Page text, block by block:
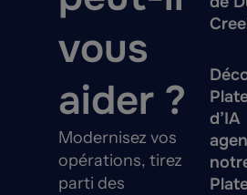
vous
aider ?
Modernisez vos
opérations, tirez
parti des
d’IA